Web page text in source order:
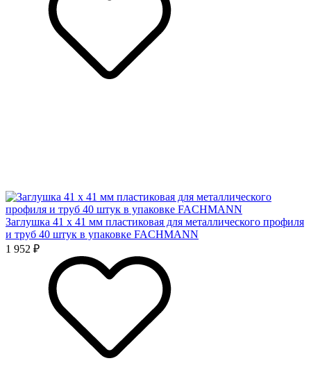
Заглушка 41 x 41 мм пластиковая для металлического профиля
и труб 40 штук в упаковке FACHMANN
1 952 ₽